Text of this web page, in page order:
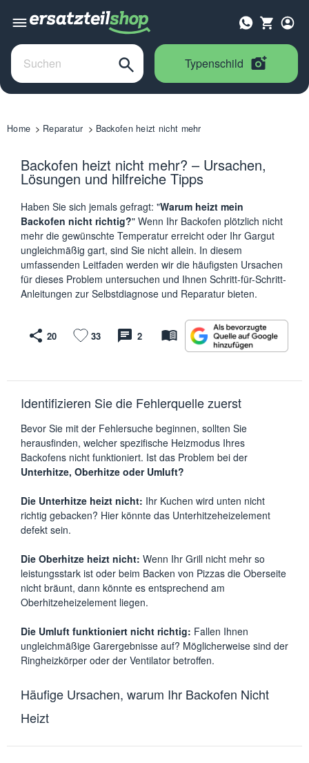
Typenschild
Home Reparatur Backofen heizt nicht mehr
Backofen heizt nicht mehr? – Ursachen,
Lösungen und hilfreiche Tipps
Haben Sie sich jemals gefragt: "Warum heizt mein
Backofen nicht richtig?" Wenn Ihr Backofen plötzlich nicht
mehr die gewünschte Temperatur erreicht oder Ihr Gargut
ungleichmäßig gart, sind Sie nicht allein. In diesem
umfassenden Leitfaden werden wir die häufigsten Ursachen
für dieses Problem untersuchen und Ihnen Schritt-für-Schritt-
Anleitungen zur Selbstdiagnose und Reparatur bieten.
20 33 2
Identifizieren Sie die Fehlerquelle zuerst
Bevor Sie mit der Fehlersuche beginnen, sollten Sie
herausfinden, welcher spezifische Heizmodus Ihres
Backofens nicht funktioniert. Ist das Problem bei der
Unterhitze, Oberhitze oder Umluft?
Die Unterhitze heizt nicht: Ihr Kuchen wird unten nicht
richtig gebacken? Hier könnte das Unterhitzeheizelement
defekt sein.
Die Oberhitze heizt nicht: Wenn Ihr Grill nicht mehr so
leistungsstark ist oder beim Backen von Pizzas die Oberseite
nicht bräunt, dann könnte es entsprechend am
Oberhitzeheizelement liegen.
Die Umluft funktioniert nicht richtig: Fallen Ihnen
ungleichmäßige Garergebnisse auf? Möglicherweise sind der
Ringheizkörper oder der Ventilator betroffen.
Häufige Ursachen, warum Ihr Backofen Nicht
Heizt